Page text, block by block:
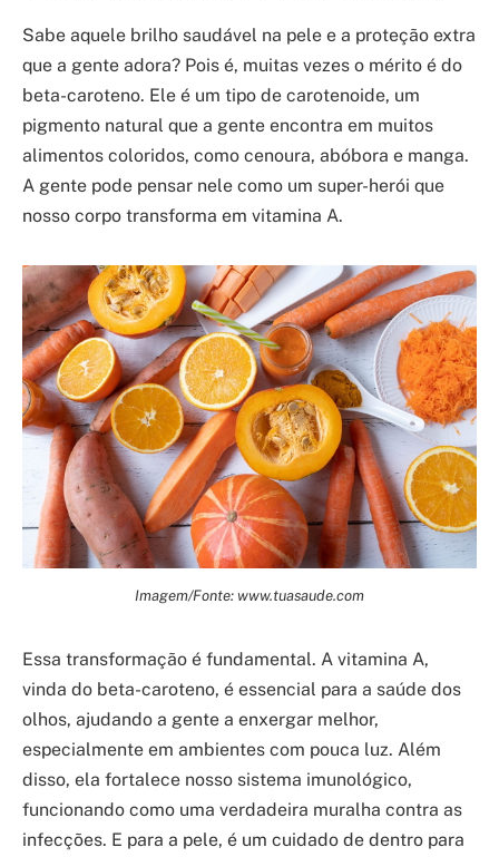
Sabe aquele brilho saudável na pele e a proteção extra
que a gente adora? Pois é, muitas vezes o mérito é do
beta-caroteno. Ele é um tipo de carotenoide, um
pigmento natural que a gente encontra em muitos
alimentos coloridos, como cenoura, abóbora e manga.
A gente pode pensar nele como um super-herói que
nosso corpo transforma em vitamina A.
Imagem/Fonte: www.tuasaude.com
Essa transformação é fundamental. A vitamina A,
vinda do beta-caroteno, é essencial para a saúde dos
olhos, ajudando a gente a enxergar melhor,
especialmente em ambientes com pouca luz. Além
disso, ela fortalece nosso sistema imunológico,
funcionando como uma verdadeira muralha contra as
infecções. E para a pele, é um cuidado de dentro para